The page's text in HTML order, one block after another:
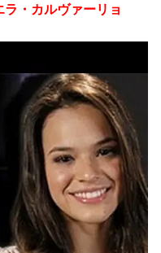
ラ・カルヴァーリョ